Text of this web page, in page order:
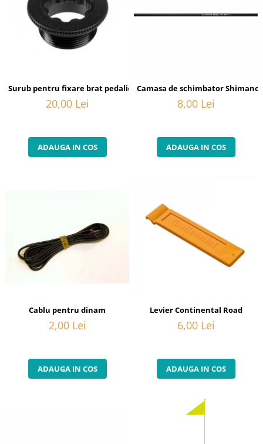
Surub pentru fixare brat pedalier Shimano FC-M582, M20
20,00 Lei
ADAUGA IN COS
Camasa de schimbator Shimano
8,00 Lei
ADAUGA IN COS
Cablu pentru dinam
2,00 Lei
ADAUGA IN COS
Levier Continental Road
6,00 Lei
ADAUGA IN COS